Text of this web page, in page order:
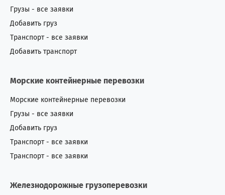
Грузы - все заявки
Добавить груз
Транспорт - все заявки
Добавить транспорт
Морские контейнерные перевозки
Морские контейнерные перевозки
Грузы - все заявки
Добавить груз
Транспорт - все заявки
Транспорт - все заявки
Железнодорожные грузоперевозки